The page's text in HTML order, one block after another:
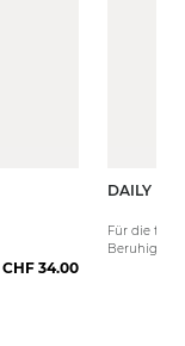
CHF 34.00
DAILY
Für die
Beruhigend